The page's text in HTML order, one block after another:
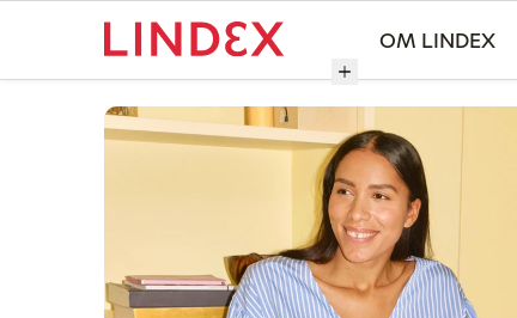
OM LINDEX